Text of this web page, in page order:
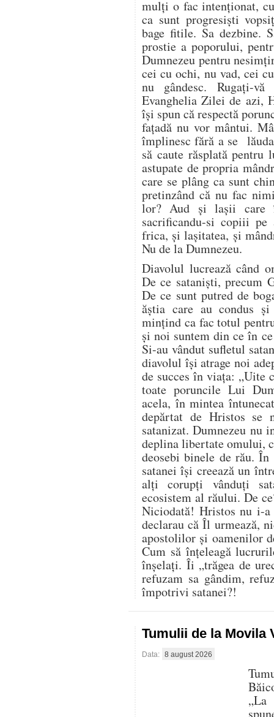
mulți o fac intenționat,
ca sunt progresiști
bage fitile. Sa dezbine.
prostie a poporului,
Dumnezeu pentru
cei cu ochi, nu vad, cei
nu gândesc. Rugați-
Evanghelia Zilei de azi,
își spun că respectă
fațadă nu vor mântui.
împlinesc fără a se
să caute răsplată
astupate de propria
care se plâng ca sunt
pretinzând că nu fac
lor? Aud și lașii care
sacrificandu-si copiii
frica, și lașitatea, și
Nu de la Dumnezeu.
Diavolul lucrează când
De ce sataniști, precum
De ce sunt putred de
ăștia care au condus
mințind ca fac totul
și noi suntem din ce în
Si-au vândut sufletul
diavolul își atrage noi
de succes în viața: „Uite
toate poruncile Lui
acela, în mintea
depărtat de Hristos se
satanizat. Dumnezeu nu
deplina libertate omului,
deosebi binele de rău.
satanei își creează un
alți corupți vânduți
ecosistem al răului. De
Niciodată! Hristos nu i-
declarau că Îl urmează,
apostolilor și oamenilor
Cum să înțeleagă
înșelați. Îi „trăgea de
refuzam sa gândim,
împotrivi satanei?!
Tumulii de la
Data: 8 august 2026